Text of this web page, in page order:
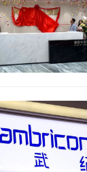
、为高校赋能、
：合作升级
打造物联网人
公益活动，将
技术分享”的专业